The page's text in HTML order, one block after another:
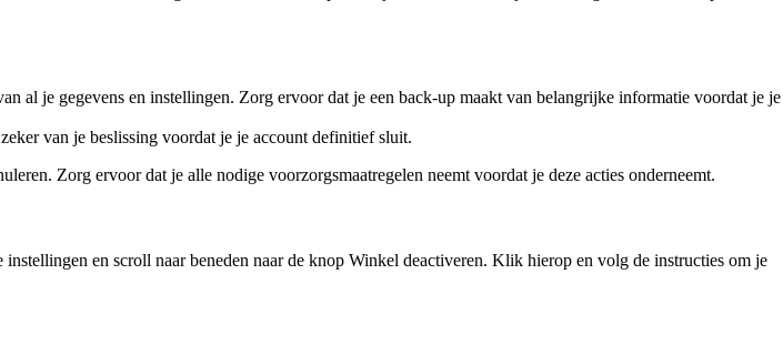
al je gegevens en instellingen. Zorg ervoor dat je een back-up maakt van belangrijke informatie voordat je je
van je beslissing voordat je je account definitief sluit.
Zorg ervoor dat je alle nodige voorzorgsmaatregelen neemt voordat je deze acties onderneemt.
en scroll naar beneden naar de knop Winkel deactiveren. Klik hierop en volg de instructies om je